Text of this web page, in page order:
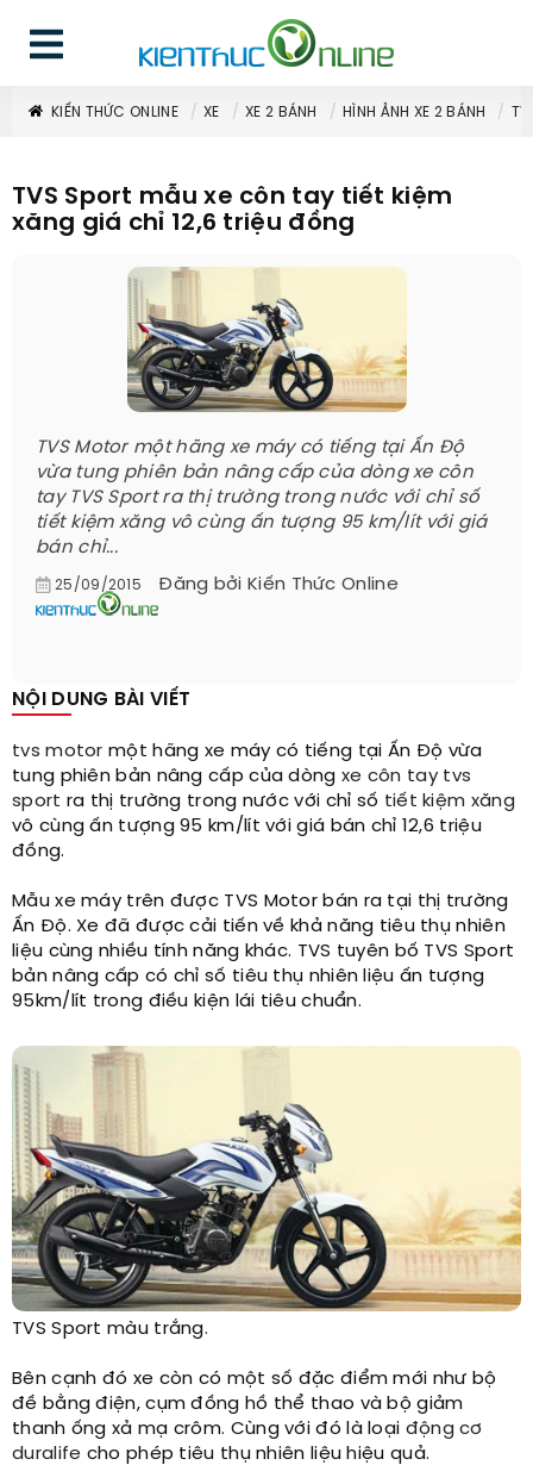
KIẾN THỨC ONLINE XE XE 2 BÁNH HÌNH ẢNH XE 2 BÁNH
TVS Sport mẫu xe côn tay tiết kiệm
xăng giá chỉ 12,6 triệu đồng
TVS Motor một hãng xe máy có tiếng tại Ấn Độ
vừa tung phiên bản nâng cấp của dòng xe côn
tay TVS Sport ra thị trường trong nước với chỉ số
tiết kiệm xăng vô cùng ấn tượng 95 km/lít với giá
bán chỉ...
25/09/2015 Đăng bởi Kiến Thức Online
NỘI DUNG BÀI VIẾT
tvs motor một hãng xe máy có tiếng tại Ấn Độ vừa
tung phiên bản nâng cấp của dòng xe côn tay tvs
sport ra thị trường trong nước với chỉ số tiết kiệm xăng
vô cùng ấn tượng 95 km/lít với giá bán chỉ 12,6 triệu
đồng.
Mẫu xe máy trên được TVS Motor bán ra tại thị trường
Ấn Độ. Xe đã được cải tiến về khả năng tiêu thụ nhiên
liệu cùng nhiều tính năng khác. TVS tuyên bố TVS Sport
bản nâng cấp có chỉ số tiêu thụ nhiên liệu ấn tượng
95km/lít trong điều kiện lái tiêu chuẩn.
TVS Sport màu trắng.​
Bên cạnh đó xe còn có một số đặc điểm mới như bộ
đề bằng điện, cụm đồng hồ thể thao và bộ giảm
thanh ống xả mạ crôm. Cùng với đó là loại động cơ
duralife cho phép tiêu thụ nhiên liệu hiệu quả.